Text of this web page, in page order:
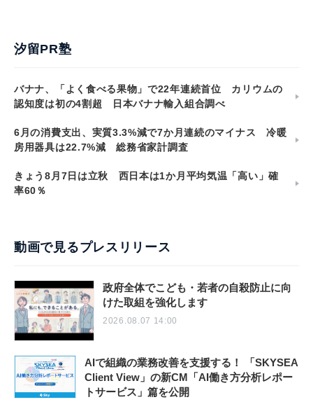
汐留PR塾
バナナ、「よく食べる果物」で22年連続首位 カリウムの
認知度は初の4割超 日本バナナ輸入組合調べ
6月の消費支出、実質3.3%減で7か月連続のマイナス 冷暖
房用器具は22.7%減 総務省家計調査
きょう8月7日は立秋 西日本は1か月平均気温「高い」確
率60％
動画で見るプレスリリース
政府全体でこども・若者の自殺防止に向
けた取組を強化します
2026.08.07 14:00
AIで組織の業務改善を支援する！ 「SKYSEA
Client View」の新CM「AI働き方分析レポー
トサービス」篇を公開